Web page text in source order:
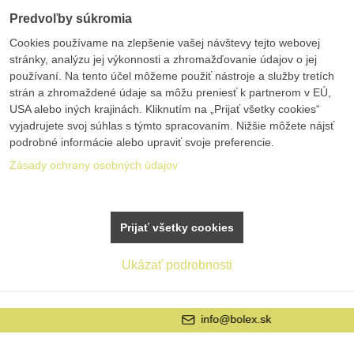
info@bolex.sk
Predvoľby súkromia
Cookies používame na zlepšenie vašej návštevy tejto webovej
stránky, analýzu jej výkonnosti a zhromažďovanie údajov o jej
používaní. Na tento účel môžeme použiť nástroje a služby tretích
strán a zhromaždené údaje sa môžu preniesť k partnerom v EÚ,
USA alebo iných krajinách. Kliknutím na „Prijať všetky cookies“
vyjadrujete svoj súhlas s týmto spracovaním. Nižšie môžete nájsť
podrobné informácie alebo upraviť svoje preferencie.
Zásady ochrany osobných údajov
Ukázať podrobnosti
Prijať všetky cookies